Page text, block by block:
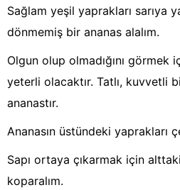
Sağlam yeşil yaprakları sarıya
dönmemiş bir ananas alalım.
Olgun olup olmadığını görmek
yeterli olacaktır. Tatlı, kuvvetli
ananastır.
Ananasın üstündeki yaprakları
Sapı ortaya çıkarmak için
koparalım.